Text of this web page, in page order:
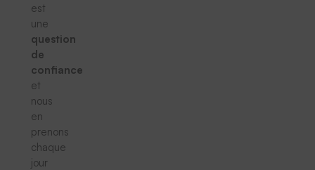
est
une
question
de
confiance
et
nous
en
prenons
chaque
jour